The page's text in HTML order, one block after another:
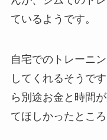
ているようです。
自宅でのトレーニ
してくれるそうで
ら別途お金と時間
てほしかったところ